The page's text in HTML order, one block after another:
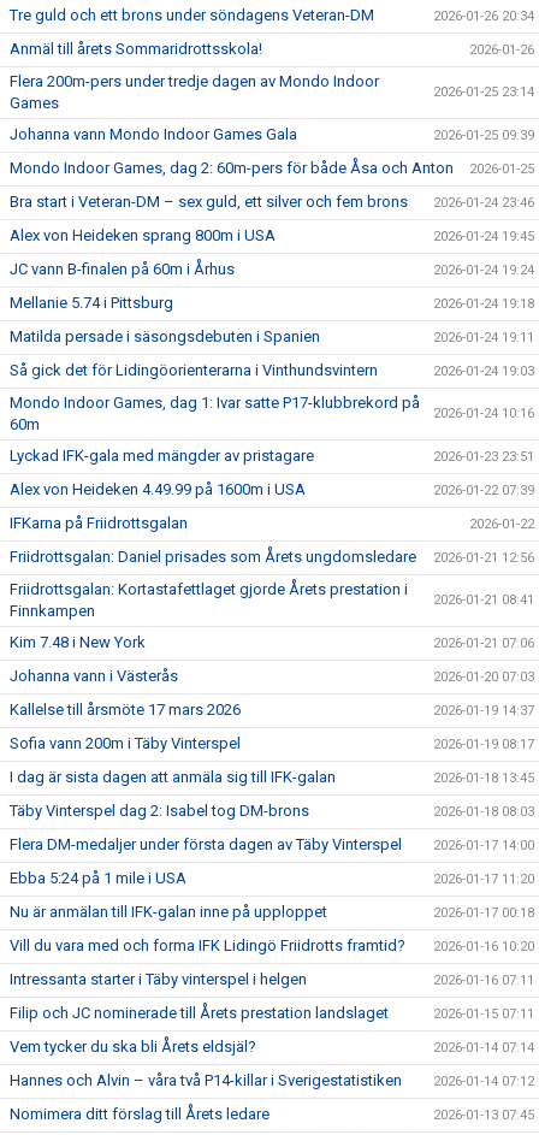
Tre guld och ett brons under söndagens Veteran-DM 2026-01-26 20:34
Anmäl till årets Sommaridrottsskola! 2026-01-26
Flera 200m-pers under tredje dagen av Mondo Indoor
Games
2026-01-25 23:14
Johanna vann Mondo Indoor Games Gala 2026-01-25 09:39
Mondo Indoor Games, dag 2: 60m-pers för både Åsa och Anton 2026-01-25
Bra start i Veteran-DM – sex guld, ett silver och fem brons 2026-01-24 23:46
Alex von Heideken sprang 800m i USA 2026-01-24 19:45
JC vann B-finalen på 60m i Århus 2026-01-24 19:24
Mellanie 5.74 i Pittsburg 2026-01-24 19:18
Matilda persade i säsongsdebuten i Spanien 2026-01-24 19:11
Så gick det för Lidingöorienterarna i Vinthundsvintern 2026-01-24 19:03
Mondo Indoor Games, dag 1: Ivar satte P17-klubbrekord på
60m
2026-01-24 10:16
Lyckad IFK-gala med mängder av pristagare 2026-01-23 23:51
Alex von Heideken 4.49.99 på 1600m i USA 2026-01-22 07:39
IFKarna på Friidrottsgalan 2026-01-22
Friidrottsgalan: Daniel prisades som Årets ungdomsledare 2026-01-21 12:56
Friidrottsgalan: Kortastafettlaget gjorde Årets prestation i
Finnkampen
2026-01-21 08:41
Kim 7.48 i New York 2026-01-21 07:06
Johanna vann i Västerås 2026-01-20 07:03
Kallelse till årsmöte 17 mars 2026 2026-01-19 14:37
Sofia vann 200m i Täby Vinterspel 2026-01-19 08:17
I dag är sista dagen att anmäla sig till IFK-galan 2026-01-18 13:45
Täby Vinterspel dag 2: Isabel tog DM-brons 2026-01-18 08:03
Flera DM-medaljer under första dagen av Täby Vinterspel 2026-01-17 14:00
Ebba 5:24 på 1 mile i USA 2026-01-17 11:20
Nu är anmälan till IFK-galan inne på upploppet 2026-01-17 00:18
Vill du vara med och forma IFK Lidingö Friidrotts framtid? 2026-01-16 10:20
Intressanta starter i Täby vinterspel i helgen 2026-01-16 07:11
Filip och JC nominerade till Årets prestation landslaget 2026-01-15 07:11
Vem tycker du ska bli Årets eldsjäl? 2026-01-14 07:14
Hannes och Alvin – våra två P14-killar i Sverigestatistiken 2026-01-14 07:12
Nomimera ditt förslag till Årets ledare 2026-01-13 07:45